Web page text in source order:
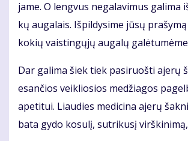
ja­me. O leng­vus ne­ga­la­vi­mus ga­li­ma
kų au­ga­lais. Iš­pil­dy­si­me jū­sų
ko­kių vais­tin­gų­jų au­ga­lų
Dar ga­li­ma šiek tiek pa­si­ruoš­ti aje­rų
esan­čios veik­lio­sios me­džia­gos
ape­ti­tui. Liau­dies me­di­ci­na aje­rų
ba­ta gy­do ko­su­lį, su­tri­ku­sį